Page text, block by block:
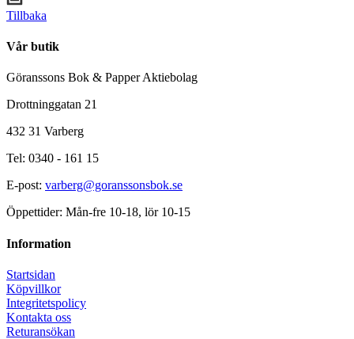
Tillbaka
Vår butik
Göranssons Bok & Papper Aktiebolag
Drottninggatan 21
432 31 Varberg
Tel: 0340 - 161 15
E-post: varberg@goranssonsbok.se
Öppettider: Mån-fre 10-18, lör 10-15
Information
Startsidan
Köpvillkor
Integritetspolicy
Kontakta oss
Returansökan